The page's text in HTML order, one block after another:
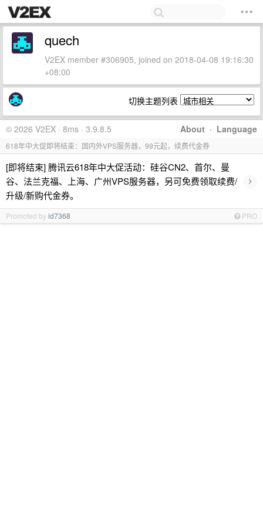
quech
V2EX member #306905, joined on 2018-04-08 19:16:30
+08:00
切换主题列表
About · Language
© 2026 V2EX · 8ms · 3.9.8.5
618年中大促即将结束：国内外VPS服务器，99元起，续费代金券
[即将结束] 腾讯云618年中大促活动：硅谷CN2、首尔、曼
谷、法兰克福、上海、广州VPS服务器，另可免费领取续费/
升级/新购代金券。
›
Promoted byid7368 PRO